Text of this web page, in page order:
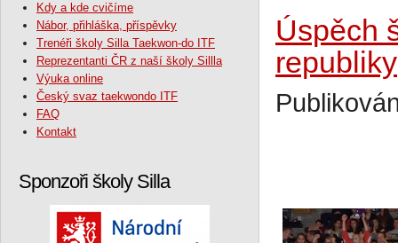
Kdy a kde cvičíme
Nábor, přihláška, příspěvky
Trenéři školy Silla Taekwon-do ITF
Reprezentanti ČR z naší školy Sillla
Výuka online
Český svaz taekwondo ITF
FAQ
Kontakt
Sponzoři školy Silla
Úspěch
republiky